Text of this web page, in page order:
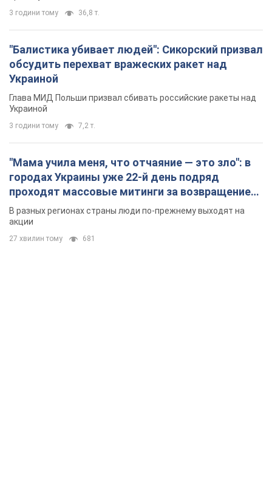
3 години тому 36,8 т.
"Балистика убивает людей": Сикорский призвал
обсудить перехват вражеских ракет над
Украиной
Глава МИД Польши призвал сбивать российские ракеты над
Украиной
3 години тому 7,2 т.
"Мама учила меня, что отчаяние — это зло": в
городах Украины уже 22-й день подряд
проходят массовые митинги за возвращение
Федорова. Фото и видео
В разных регионах страны люди по-прежнему выходят на
акции
27 хвилин тому 681